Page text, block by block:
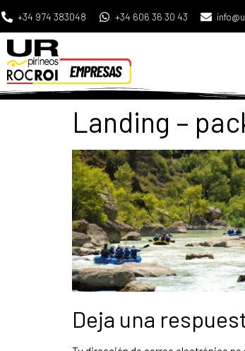
+34 974 383048 +34 606 36 30 43
Landing –
Deja una